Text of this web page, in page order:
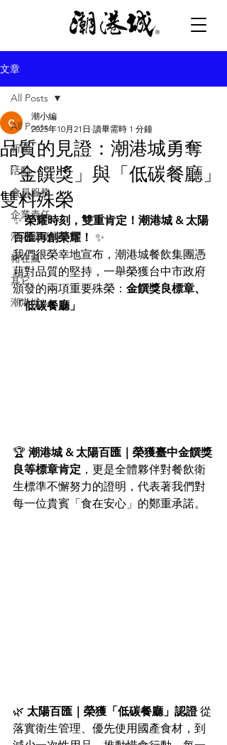
文章
All Posts
新聞
活動
會員服務
企業責任
潮港城婚宴專案
豬在瘋
其它
潮港城
All Posts
品質的見證：潮港城勇奪
「金饌獎」與「低碳餐廳」
雙料殊榮
潮小編
2025年10月21日 讀畢需時 1 分鐘
✨ 榮耀時刻，雙重肯定！潮港城 & 太陽
百匯再創榮耀！ ✨
我們很榮幸地宣布，潮港城餐飲集團憑
藉對品質的堅持，一舉榮獲台中市政府
頒發的兩項重要殊榮： 金饌獎良標章、
「低碳餐廳」
🏆 潮港城 & 太陽百匯｜榮獲臺中金饌獎
良等標章肯定 ，更是全體夥伴對餐飲衛
生標準不懈努力的證明，代表著我們對
每一位貴賓「食在安心」的鄭重承諾。
🌿 太陽百匯｜榮獲「低碳餐廳」認證 從
落實衛生管理、優先使用國產食材，到